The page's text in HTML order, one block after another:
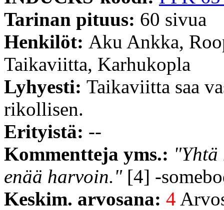
Tarinan pituus: 60 sivua
Henkilöt: Aku Ankka,
Taikaviitta, Karhukopla
Lyhyesti: Taikaviitta saa
rikollisen.
Erityistä: --
Kommentteja yms.:
enää harvoin."[4] -
Keskim. arvosana: 4